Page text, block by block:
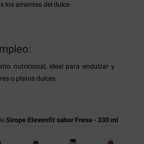
los amantes del dulce.
nutricional, ideal para endulzar y
o platos dulces.
Sirope Elevenfit sabor Fresa - 330 ml